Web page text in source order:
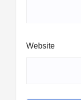
Website